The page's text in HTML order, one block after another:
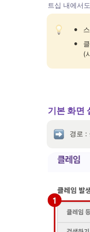
트십 내에서
•
•
(
기본 화면
경로 :